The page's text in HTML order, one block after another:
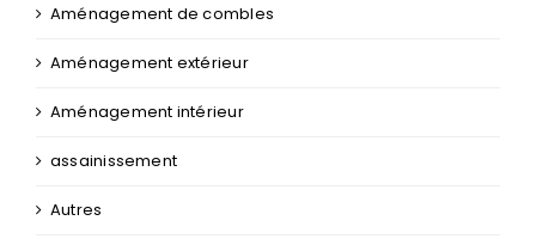
Aménagement de combles
Aménagement extérieur
Aménagement intérieur
assainissement
Autres